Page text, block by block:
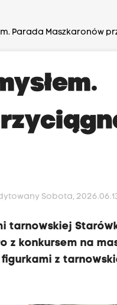
Parada Maszkaronów
Sobota,
tarnowskiej
z konkursem na
z